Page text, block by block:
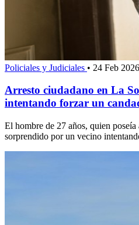
Policiales y Judiciales • 24 Feb 2026
Arresto ciudadano en La
intentando forzar un
El hombre de 27 años, quien poseía
sorprendido por un vecino